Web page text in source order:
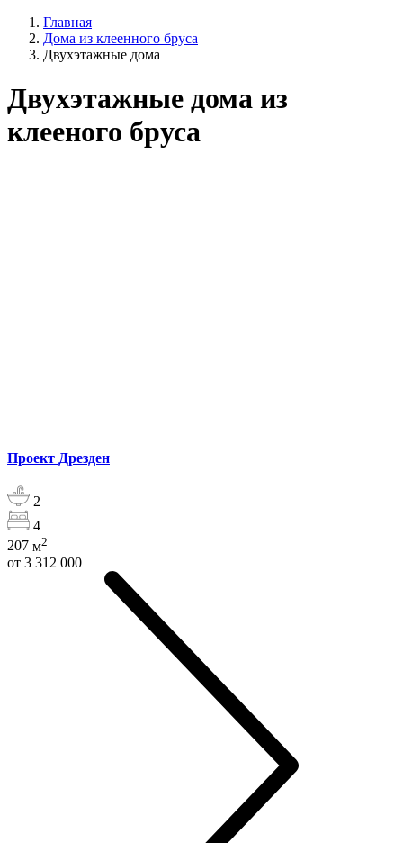
Главная
Дома из клеенного бруса
Двухэтажные дома
Двухэтажные дома из
клееного бруса
Проект Дрезден
2
4
207 м2
от 3 312 000